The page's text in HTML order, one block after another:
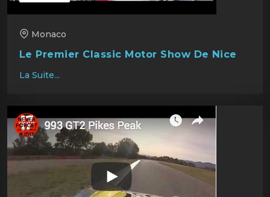
Monaco
Le Premier Classic Motor Show De Nice
La Suite...